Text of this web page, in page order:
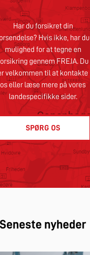
Har du forsikret din
Hvis ikke, har du
mulighed for at tegne en
gennem FREJA. Du
velkommen til at kontakte
os eller læse mere på vores
landespecifikke sider.
SPØRG OS
Seneste nyheder